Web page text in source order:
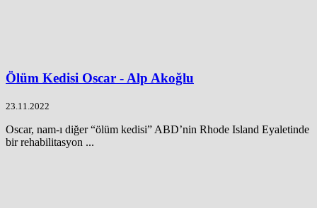
Ölüm Kedisi Oscar - Alp Akoğlu
23.11.2022
Oscar, nam-ı diğer “ölüm kedisi” ABD’nin Rhode Island Eyaletinde
bir rehabilitasyon ...